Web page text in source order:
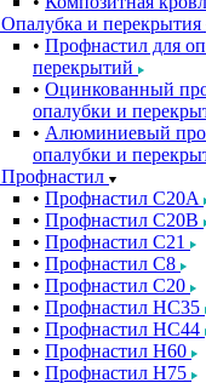
Опалубка и перекрытия
Профнастил для
перекрытий
Оцинкованный
опалубки и
Алюминиевый
опалубки и
Профнастил
Профнастил С20A
Профнастил С20B
Профнастил С21
Профнастил С8
Профнастил С20
Профнастил НС35
Профнастил НС44
Профнастил Н60
Профнастил Н75